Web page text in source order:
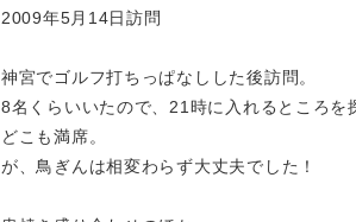
2009年5月14日訪問
神宮でゴルフ打ちっぱなしした後訪問。
8名くらいいたので、21時に入れるところを
どこも満席。
が、鳥ぎんは相変わらず大丈夫でした！